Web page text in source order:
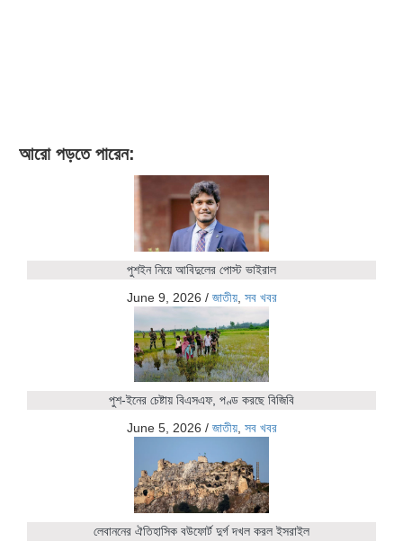
আরো পড়তে পারেন:
পুশইন নিয়ে আবিদুলের পোস্ট ভাইরাল
June 9, 2026 / জাতীয়, সব খবর
পুশ-ইনের চেষ্টায় বিএসএফ, পণ্ড করছে বিজিবি
June 5, 2026 / জাতীয়, সব খবর
লেবাননের ঐতিহাসিক বউফোর্ট দুর্গ দখল করল ইসরাইল